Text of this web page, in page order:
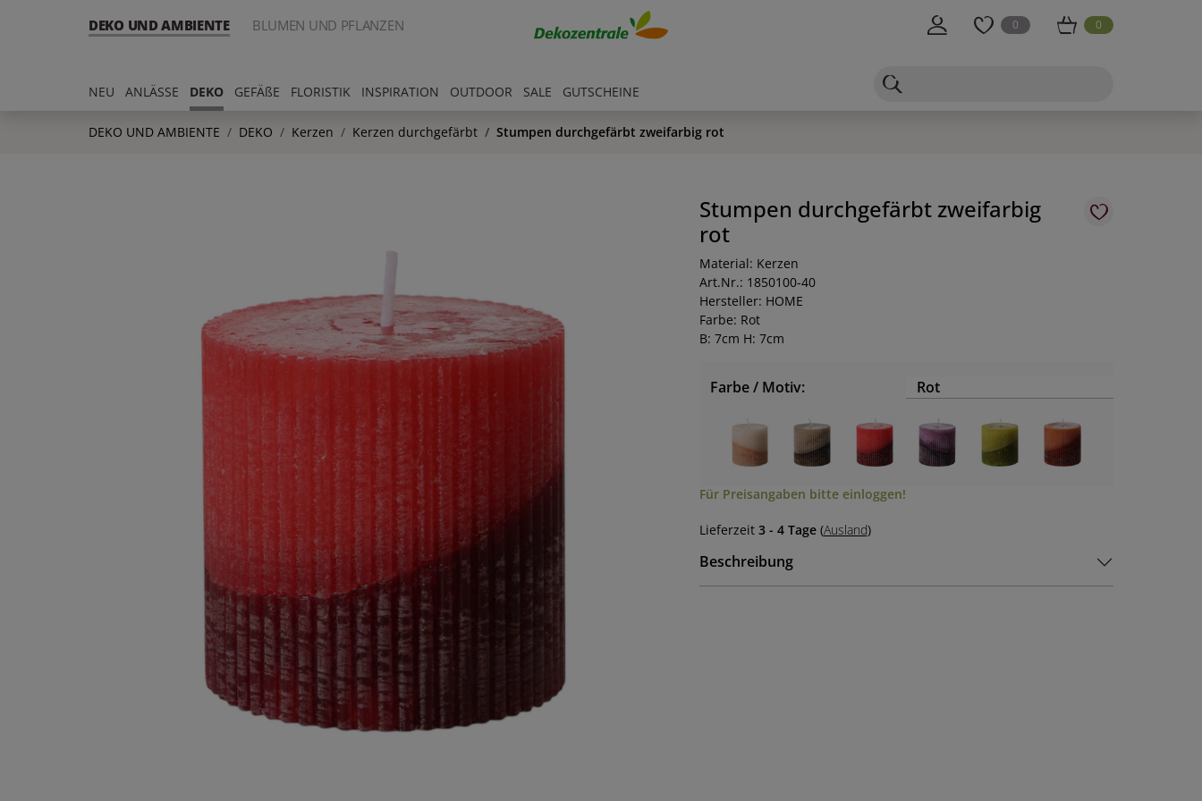
DEKO UND AMBIENTE BLUMEN UND PFLANZEN 0 0
NEU ANLÄSSE DEKO GEFÄßE FLORISTIK INSPIRATION OUTDOOR SALE GUTSCHEINE
DEKO UND AMBIENTE DEKO Kerzen Kerzen durchgefärbt Stumpen durchgefärbt zweifarbig rot
Stumpen durchgefärbt zweifarbig
rot
Material: Kerzen
Art.Nr.: 1850100-40
Hersteller: HOME
Farbe: Rot
B: 7cm H: 7cm
Farbe / Motiv: Rot
Für Preisangaben bitte einloggen!
Lieferzeit 3 - 4 Tage(Ausland)
Beschreibung